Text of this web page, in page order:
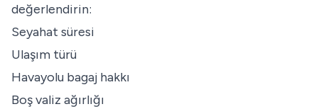
değerlendirin:
Seyahat süresi
Ulaşım türü
Havayolu bagaj hakkı
Boş valiz ağırlığı